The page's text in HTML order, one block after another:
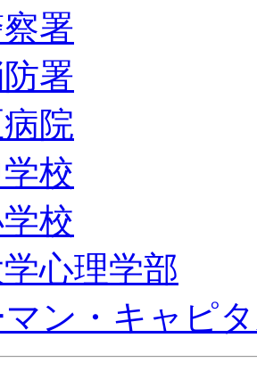
署
署
院
校
校
心理学部
マン・キャピ